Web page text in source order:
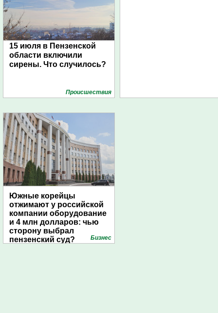
15 июля в Пензенской
области включили
сирены. Что случилось?
Проиcшествия
Южные корейцы
отжимают у российской
компании оборудование
и 4 млн долларов: чью
сторону выбрал
пензенский суд?
Бизнес